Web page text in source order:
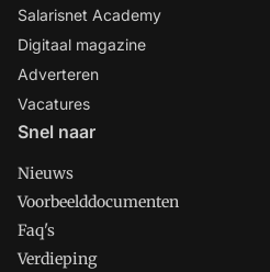
Salarisnet Academy
Digitaal magazine
Adverteren
Vacatures
Snel naar
Nieuws
Voorbeelddocumenten
Faq's
Verdieping